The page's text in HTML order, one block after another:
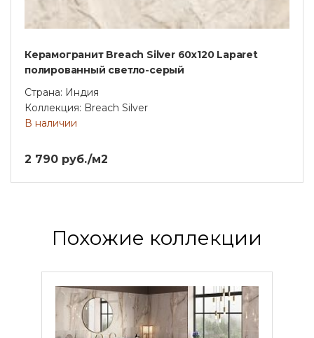
Керамогранит Breach Silver 60x120 Laparet
полированный светло-серый
Страна: Индия
Коллекция: Breach Silver
В наличии
2 790 руб./м2
Похожие коллекции